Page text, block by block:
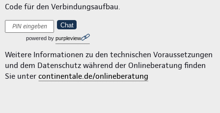
Code für den Verbindungsaufbau.
Chat
powered by purpleview
Weitere Informationen zu den technischen Voraussetzungen
und dem Datenschutz während der Onlineberatung finden
Sie unter continentale.de/onlineberatung